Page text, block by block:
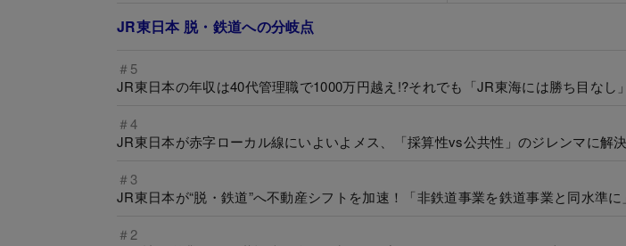
JR東日本 脱・鉄道への分岐点
＃5
JR東日本の年収は40代管理職で1000万円越え!?それでも「JR東海には勝ち目なし
＃4
JR東日本が赤字ローカル線にいよいよメス、「採算性vs公共性」のジレンマに解
＃3
JR東日本が“脱・鉄道”へ不動産シフトを加速！「非鉄道事業を鉄道事業と同水準
＃2